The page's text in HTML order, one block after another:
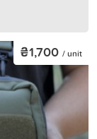
₴1,700 / unit